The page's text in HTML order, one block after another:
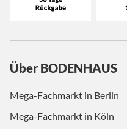
Über BODENHAUS
Mega-Fachmarkt in Berlin
Mega-Fachmarkt in Köln